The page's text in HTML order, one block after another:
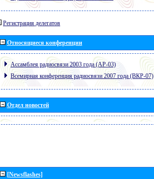
Регистрация делегатов
Относящиеся конференции
Ассамблея радиосвязи 2003 года (АР-03)
Всемирная конференция радиосвязи 2007 года (ВКР-07)
Отдел новостей
[Newsflashes]